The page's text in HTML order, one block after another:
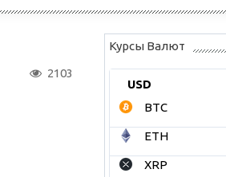
2103
Курсы Валют
USD
BTC
ETH
XRP